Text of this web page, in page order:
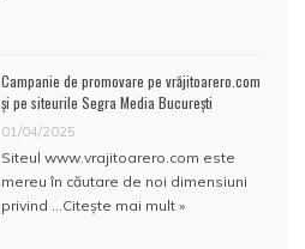
Campanie de promovare pe vrăjitoarero.com
și pe siteurile Segra Media București
01/04/2025
Siteul www.vrajitoarero.com este
mereu în căutare de noi dimensiuni
privind … Citește mai mult »